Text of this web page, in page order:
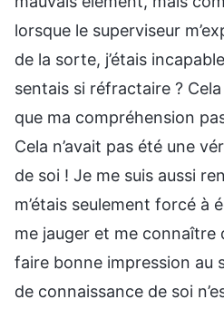
lorsque le superviseur
de la sorte, j’étais
sentais si réfractaire ?
que ma compréhension
Cela n’avait pas été une
de soi ! Je me suis aussi
m’étais seulement forcé à
me jauger et me connaître
faire bonne impression au
de connaissance de soi